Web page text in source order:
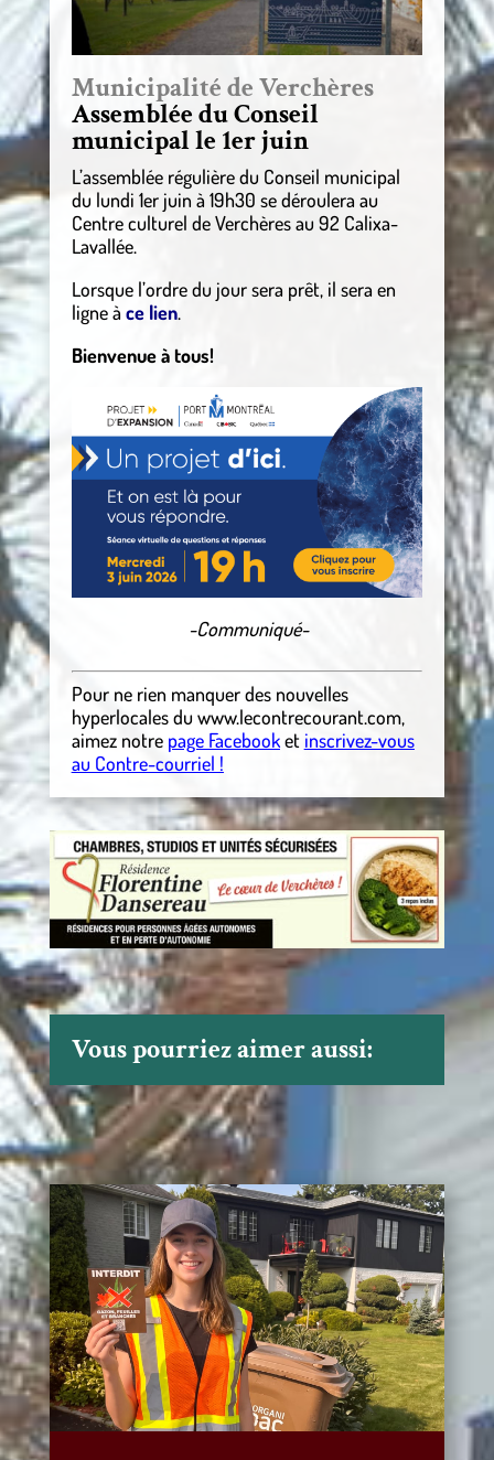
Municipalité de Verchères
Assemblée du Conseil
municipal le 1er juin
L’assemblée régulière du Conseil municipal
du lundi 1er juin à 19h30 se déroulera au
Centre culturel de Verchères au 92 Calixa-
Lavallée.
Lorsque l’ordre du jour sera prêt, il sera en
ligne à ce lien.
Bienvenue à tous!
-Communiqué-
Pour ne rien manquer des nouvelles
hyperlocalesdu www.lecontrecourant.com,
aimez notre page Facebooket inscrivez-vous
au Contre-courriel !
Vous pourriez aimer aussi: